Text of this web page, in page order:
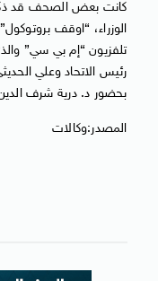
كانت بعض الصحف قد
الوزراء، “اوقف
تلفزيون “إم بي سي”
بحضور د. درية شرف الدين
المصدر:وكالات